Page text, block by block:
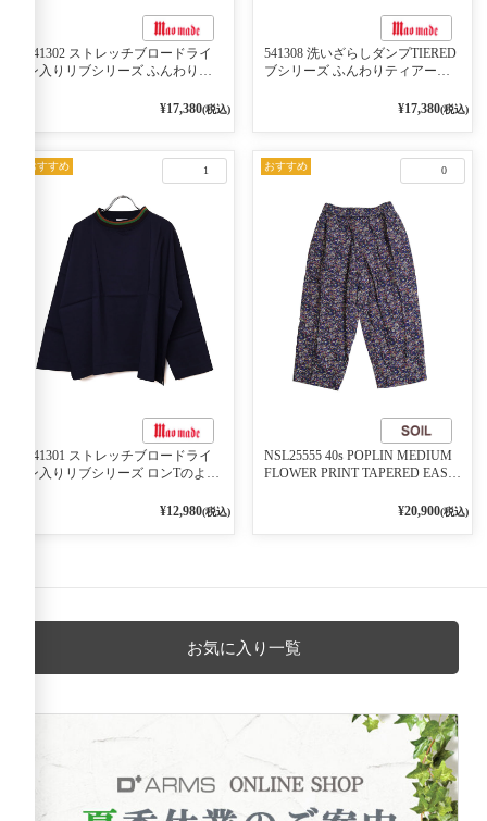
541302 ストレッチブロードライ
ン入りリブシリーズ ふんわりス
¥17,380(税込)
541308 洗いざらしダンプTIERED
ブシリーズ ふんわりティアード
¥17,380(税込)
1
おすすめ
541301 ストレッチブロードライ
ン入りリブシリーズ ロンTのよう
プルオーバー 79ネイビー¥12,980(税込)
0
おすすめ
NSL25555 40s POPLIN MEDIUM
FLOWER PRINT TAPERED EASY
¥20,900(税込)
お気に入り一覧